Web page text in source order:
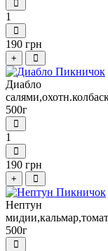
1
190 грн
+
Диабло
500г
1
190 грн
+
Нептун
500г